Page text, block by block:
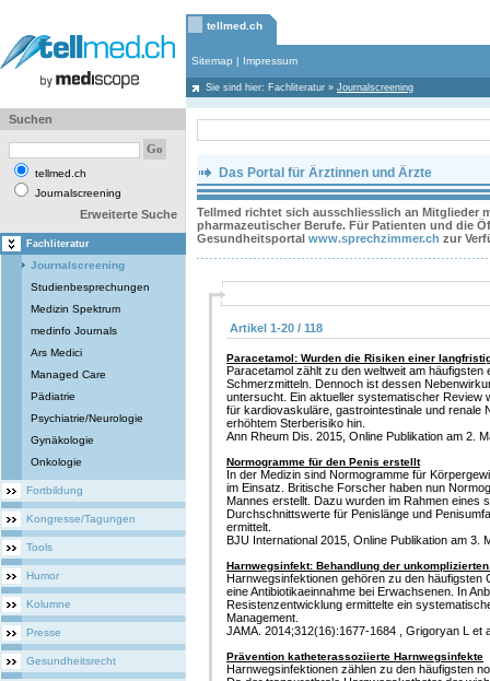
tellmed.ch
Sitemap | Impressum
Sie sind hier: Fachliteratur » Journalscreening
Suchen
tellmed.ch
Journalscreening
Erweiterte Suche
Fachliteratur
Journalscreening
Studienbesprechungen
Medizin Spektrum
medinfo Journals
Ars Medici
Managed Care
Pädiatrie
Psychiatrie/Neurologie
Gynäkologie
Onkologie
Fortbildung
Kongresse/Tagungen
Tools
Humor
Kolumne
Presse
Gesundheitsrecht
Das Portal für Ärztinnen und Ärzte
Tellmed richtet sich ausschliesslich an Mitglieder
pharmazeutischer Berufe. Für Patienten und die
Gesundheitsportal www.sprechzimmer.ch zur
Artikel 1-20 / 118
Paracetamol: Wurden die Risiken einer
Paracetamol zählt zu den weltweit am häufigsten
Schmerzmitteln. Dennoch ist dessen
untersucht. Ein aktueller systematischer Review
für kardiovaskuläre, gastrointestinale und renale
erhöhtem Sterberisiko hin.
Ann Rheum Dis. 2015, Online Publikation am 2.
Normogramme für den Penis erstellt
In der Medizin sind Normogramme für
im Einsatz. Britische Forscher haben nun
Mannes erstellt. Dazu wurden im Rahmen eines
Durchschnittswerte für Penislänge und
ermittelt.
BJU International 2015, Online Publikation am 3.
Harnwegsinfekt: Behandlung der
Harnwegsinfektionen gehören zu den häufigsten
eine Antibiotikaeinnahme bei Erwachsenen. In
Resistenzentwicklung ermittelte ein
Management.
JAMA. 2014;312(16):1677-1684 , Grigoryan L et
Prävention katheterassoziierte Harnwegsinfekte
Harnwegsinfektionen zählen zu den häufigsten